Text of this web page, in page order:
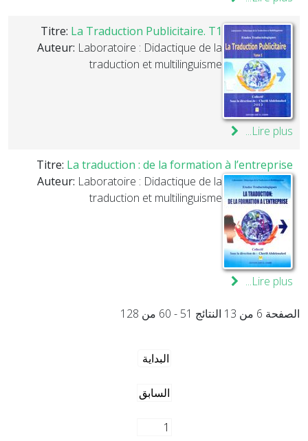
Titre: La Traduction Publicitaire. T1
Auteur: Laboratoire : Didactique de la
traduction et multilinguisme
Lire plus...
Titre: La traduction : de la formation à l’entreprise
Auteur: Laboratoire : Didactique de la
traduction et multilinguisme
Lire plus...
الصفحة 6 من 13 النتائج 51 - 60 من 128
البداية
السابق
1